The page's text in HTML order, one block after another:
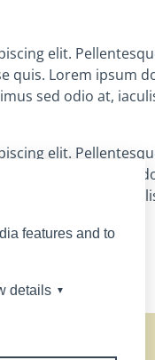
features and to
details ▼
elit.
quis. Lorem ipsum
sed odio at,
elit.
Lorem ipsum
sed odio at,
hier<